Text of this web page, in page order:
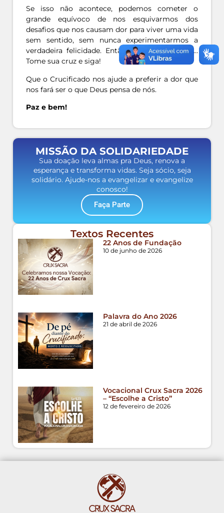
Se isso não acontece, podemos cometer o
grande equívoco de nos esquivarmos dos
desafios que nos causam dor para viver uma vida
sem sentido, sem nunca experimentarmos a
verdadeira felicidade. Então, não tenha medo…
Tome sua cruz e siga!
Que o Crucificado nos ajude a preferir a dor que
nos fará ser o que Deus pensa de nós.
Paz e bem!
MISSÃO DA SOLIDARIEDADE
Sua doação leva almas pra Deus, renova a
esperança e transforma vidas. Seja sócio, seja
solidário. Ajude-nos a evangelizar e evangelize
conosco!
Faça Parte
Textos Recentes
22 Anos de Fundação
10 de junho de 2026
Palavra do Ano 2026
21 de abril de 2026
Vocacional Crux Sacra 2026
– “Escolhe a Cristo”
12 de fevereiro de 2026